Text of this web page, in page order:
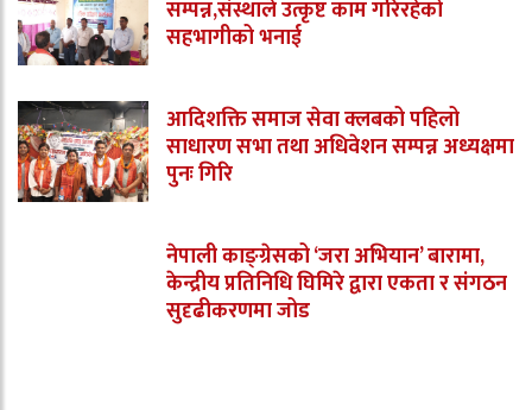
सम्पन्न,संस्थाले उत्कृष्ट काम गरिरहेको
सहभागीको भनाई
आदिशक्ति समाज सेवा क्लबको पहिलो
साधारण सभा तथा अधिवेशन सम्पन्न अध्यक्षमा
पुनः गिरि
नेपाली काङ्ग्रेसको ‘जरा अभियान’ बारामा,
केन्द्रीय प्रतिनिधि घिमिरे द्वारा एकता र संगठन
सुदृढीकरणमा जोड